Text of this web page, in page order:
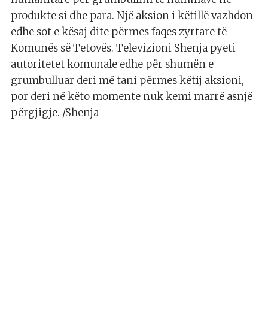
produkte si dhe para. Një aksion i këtillë vazhdon
edhe sot e kësaj dite përmes faqes zyrtare të
Komunës së Tetovës. Televizioni Shenja pyeti
autoritetet komunale edhe për shumën e
grumbulluar deri më tani përmes këtij aksioni,
por deri në këto momente nuk kemi marrë asnjë
përgjigje. /Shenja